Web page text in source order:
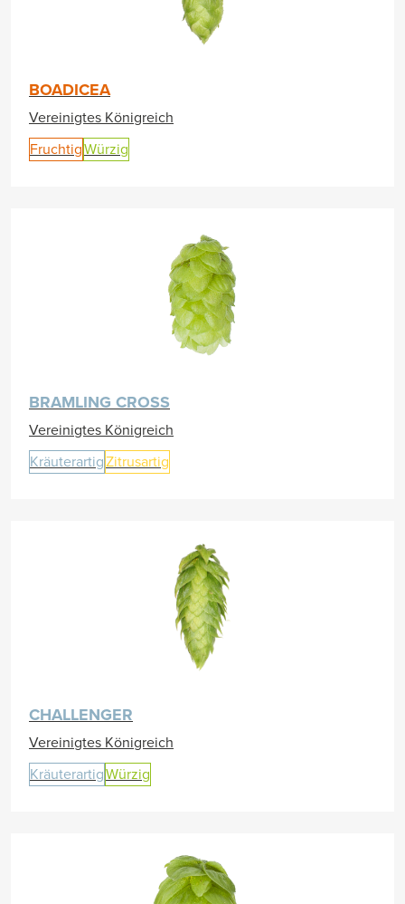
BOADICEA
Vereinigtes Königreich
FruchtigWürzig
BRAMLING CROSS
Vereinigtes Königreich
KräuterartigZitrusartig
CHALLENGER
Vereinigtes Königreich
KräuterartigWürzig